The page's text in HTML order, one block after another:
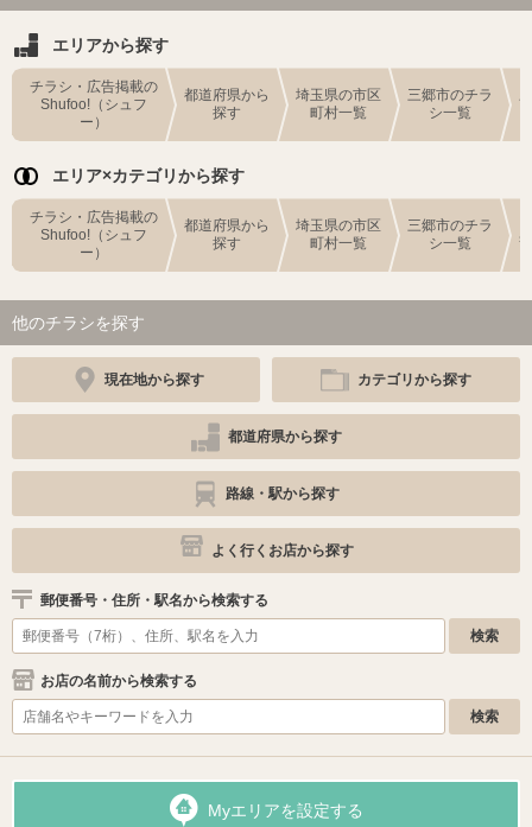
エリアから探す
チラシ・広告掲載の
Shufoo!（シュフ
ー）
都道府県から
探す
埼玉県の市区
町村一覧
三郷市のチラ
シ一覧
エリア×カテゴリから探す
チラシ・広告掲載の
Shufoo!（シュフ
ー）
都道府県から
探す
埼玉県の市区
町村一覧
三郷市のチラ
シ一覧
他のチラシを探す
現在地から探す カテゴリから探す
都道府県から探す
路線・駅から探す
よく行くお店から探す
郵便番号・住所・駅名から検索する
お店の名前から検索する
Myエリアを設定する